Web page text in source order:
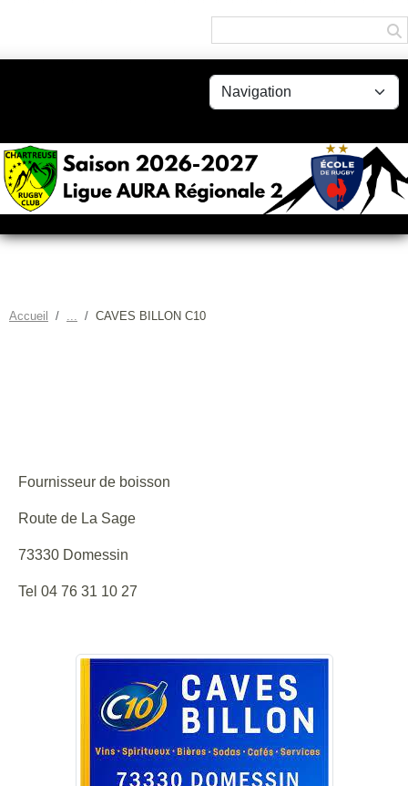
Accueil CAVES BILLON C10
Fournisseur de boisson
Route de La Sage
73330 Domessin
Tel 04 76 31 10 27